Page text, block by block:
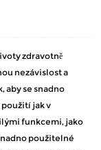
zdravotně
nezávislost a
aby se snadno
použití jak v
funkcemi, jako
použitelné